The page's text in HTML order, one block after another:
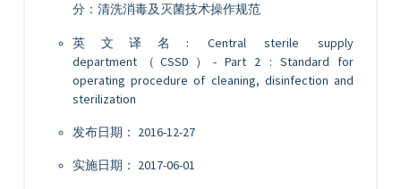
分：清洗消毒及灭菌技术操作规范
英文译名: Central sterile supply
department（CSSD）- Part 2 : Standard for
operating procedure of cleaning, disinfection and
sterilization
发布日期： 2016-12-27
实施日期： 2017-06-01